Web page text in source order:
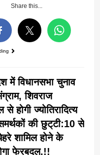
Share this...
में विधानसभा चुनाव
शिवराज
होगी ज्योतिरादित्य
की छुट्‌टी:10 से
शामिल होने के
फेरबदल.!!